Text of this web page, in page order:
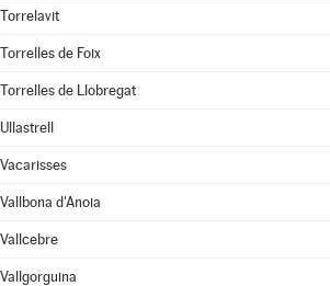
Torrelavit
Torrelles de Foix
Torrelles de Llobregat
Ullastrell
Vacarisses
Vallbona d'Anoia
Vallcebre
Vallgorguina